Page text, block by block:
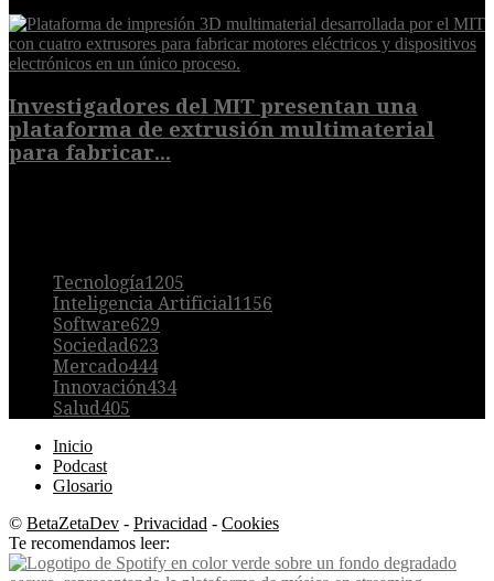
Investigadores del MIT presentan una
plataforma de extrusión multimaterial
para fabricar...
Tecnología1205
Inteligencia Artificial1156
Software629
Sociedad623
Mercado444
Innovación434
Salud405
Inicio
Podcast
Glosario
© BetaZetaDev - Privacidad - Cookies
Te recomendamos leer: